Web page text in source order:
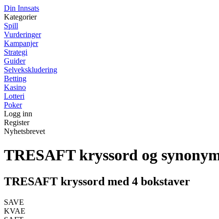
Din Innsats
Kategorier
Spill
Vurderinger
Kampanjer
Strategi
Guider
Selvekskludering
Betting
Kasino
Lotteri
Poker
Logg inn
Register
Nyhetsbrevet
TRESAFT kryssord og
TRESAFT kryssord med 4 bokstaver
SAVE
KVAE